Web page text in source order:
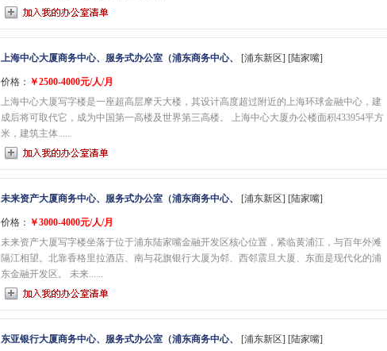
上海中心大厦商务中心、服务式办公室（浦东商务中心、 [浦东新区] [陆家嘴]
价格： ￥2500-4000元/人/月
上海中心大厦写字楼是一座超高层摩天大楼，其设计高度超过附近的上海环球金融中心，建
成后将可取代它，成为中国第一高楼及世界第三高楼。 上海中心大厦办公楼面积433954平方
米，建筑主体......
未来资产大厦商务中心、服务式办公室（浦东商务中心、 [浦东新区] [陆家嘴]
价格： ￥3000-4000元/人/月
未来资产大厦写字楼坐落于位于浦东陆家嘴金融开发区核心位置，紧临黄浦江，与百年外滩
隔江相望。北靠香格里拉酒店、南与花旗银行大厦为邻、西邻震旦大厦、东面是现代化的浦
东金融开发区。 未来......
东亚银行大厦商务中心、服务式办公室（浦东商务中心、 [浦东新区] [陆家嘴]